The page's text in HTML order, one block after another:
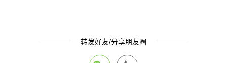
转发好友/分享朋友圈